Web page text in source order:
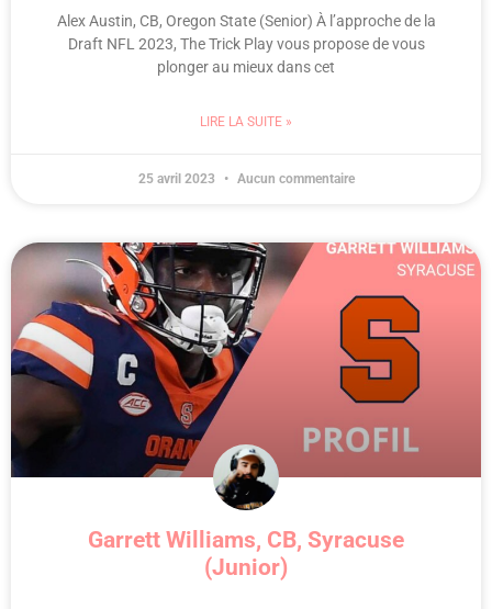
Alex Austin, CB, Oregon State (Senior) À l’approche de la
Draft NFL 2023, The Trick Play vous propose de vous
plonger au mieux dans cet
LIRE LA SUITE »
25 avril 2023 Aucun commentaire
Garrett Williams, CB, Syracuse
(Junior)